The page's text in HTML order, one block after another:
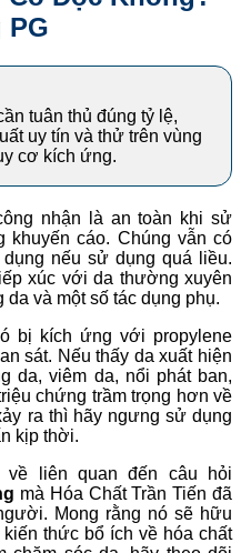
PG
tuân thủ đúng tỷ lệ,
uy tín và thử trên vùng
cơ kích ứng.
nhận là an toàn khi sử
cáo. Chúng vẫn có
nếu sử dụng quá liều.
xúc với da thường xuyên
và một số tác dụng phụ.
bị kích ứng với propylene
sát. Nếu thấy da xuất hiện
da, viêm da, nổi phát ban,
chứng trầm trọng hơn về
ra thì hãy ngưng sử dụng
kịp thời.
liên quan đến câu hỏi
mà Hóa Chất Trần Tiến đã
Mong rằng nó sẽ hữu
thức bổ ích về hóa chất